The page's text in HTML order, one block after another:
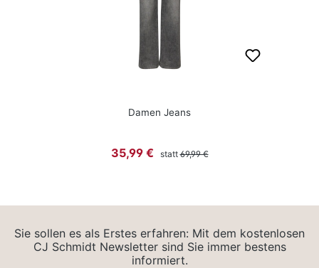
Damen Jeans
Verkaufspreis:
35,99 € statt Regulärer Preis:
69,99 €
Sie sollen es als Erstes erfahren: Mit dem kostenlosen
CJ Schmidt Newsletter sind Sie immer bestens
informiert.